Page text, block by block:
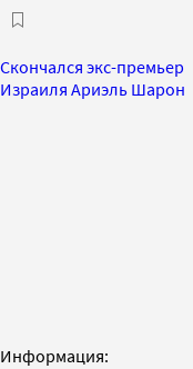
Скончался экс-премьер
Израиля Ариэль Шарон
Информация: